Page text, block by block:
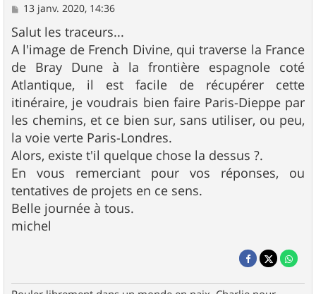
M
s
s
a
g
e
13 janv. 2020, 14:36
Salut les traceurs...
A l'image de French Divine, qui traverse la France
de Bray Dune à la frontière espagnole coté
Atlantique, il est facile de récupérer cette
itinéraire, je voudrais bien faire Paris-Dieppe par
les chemins, et ce bien sur, sans utiliser, ou peu,
la voie verte Paris-Londres.
Alors, existe t'il quelque chose la dessus ?.
En vous remerciant pour vos réponses, ou
tentatives de projets en ce sens.
Belle journée à tous.
michel